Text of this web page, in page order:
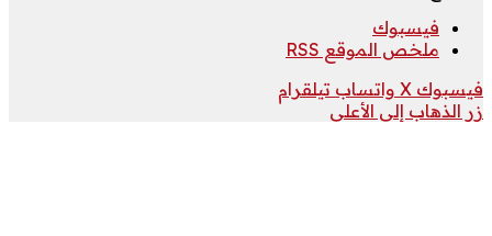
فيسبوك
ملخص الموقع RSS
فيسبوك ‫X واتساب تيلقرام
زر الذهاب إلى الأعلى